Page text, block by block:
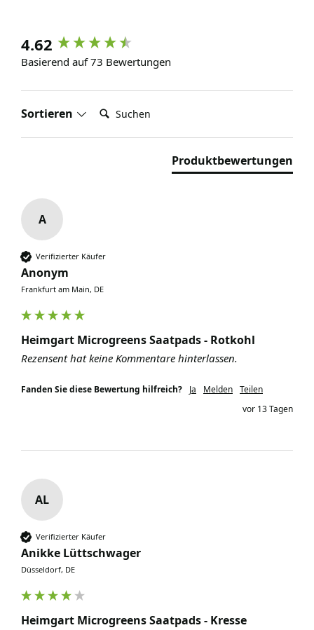
4.62
Basierend auf 73 Bewertungen
Sortieren Suchen:
Produktbewertungen
A
Verifizierter Käufer
Anonym
Frankfurt am Main, DE
Heimgart Microgreens Saatpads - Rotkohl
Rezensent hat keine Kommentare hinterlassen.
Fanden Sie diese Bewertung hilfreich? Ja Melden Teilen
vor 13 Tagen
AL
Verifizierter Käufer
Anikke Lüttschwager
Düsseldorf, DE
Heimgart Microgreens Saatpads - Kresse